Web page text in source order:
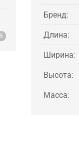
5
Бренд:
Длина:
Ширина:
Высота:
Масса: